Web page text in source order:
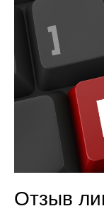
Отзыв